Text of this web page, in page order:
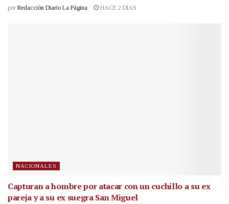
por Redacción Diario La Página HACE 2 DÍAS
NACIONALES
Capturan a hombre por atacar con un cuchillo a su ex
pareja y a su ex suegra San Miguel